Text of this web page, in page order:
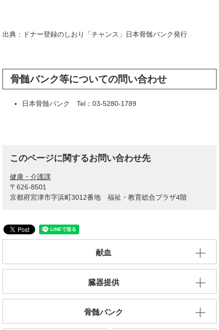
出典：ドナー登録のしおり「チャンス」日本骨髄バンク発行
骨髄バンク等についての問い合わせ
日本骨髄バンク Tel：03-5280-1789
このページに関するお問い合わせ先
健康・介護課
〒626-8501
京都府宮津市字浜町3012番地 福祉・教育総合プラザ4階
献血
臓器提供
骨髄バンク